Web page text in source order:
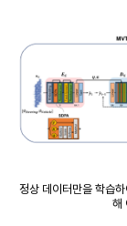
정상 데이터만을 학습
해